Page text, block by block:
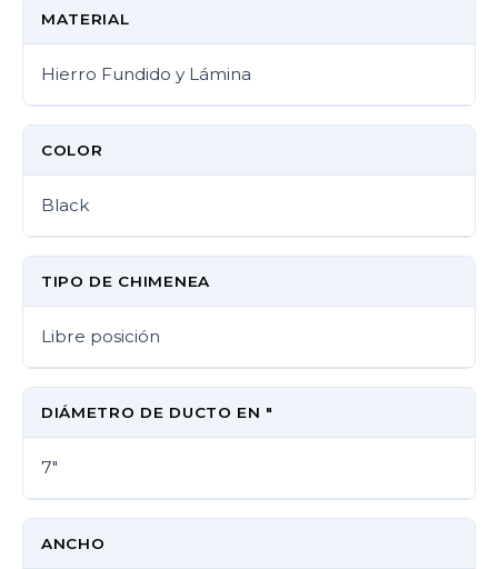
MATERIAL
Hierro Fundido y Lámina
COLOR
Black
TIPO DE CHIMENEA
Libre posición
DIÁMETRO DE DUCTO EN "
7"
ANCHO